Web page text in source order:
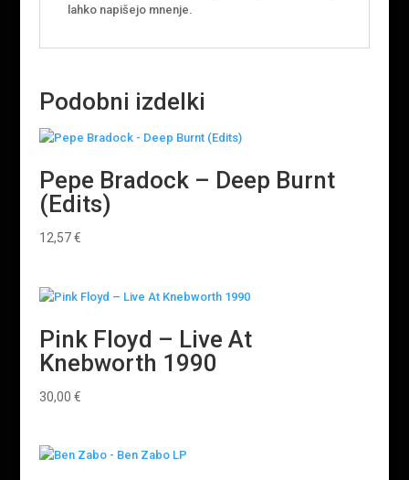
lahko napišejo mnenje.
Podobni izdelki
Pepe Bradock – Deep Burnt
(Edits)
12,57€
Pink Floyd ‎– Live At
Knebworth 1990
30,00 €